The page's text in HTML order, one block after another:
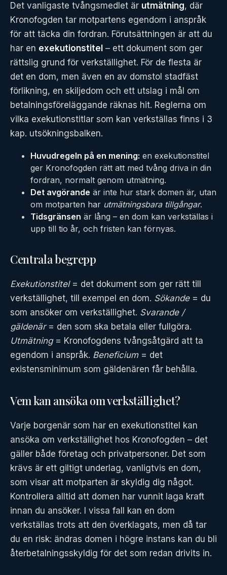
Det vanligaste tvångsmedlet är utmätning, där
Kronofogden tar motpartens egendom i anspråk
för att täcka din fordran. Förutsättningen är att du
har en exekutionstitel – ett dokument som ger
rättslig grund för verkställighet. För de flesta är
det en dom, men även en av domstol stadfäst
förlikning, en skiljedom och ett utslag i mål om
betalningsföreläggande räknas hit. Reglerna om
vilka exekutionstitlar som kan verkställas finns i 3
kap. utsökningsbalken.
Huvudregeln på en mening: en exekutionstitel
ger Kronofogden rätt att med tvång driva in din
fordran, normalt genom utmätning.
Det avgörande är inte hur stark domen är, utan
om motparten har utmätningsbara tillgångar.
Tidsgränsen är lång – en dom kan verkställas i
upp till tio år, och fristen kan förnyas.
Centrala begrepp
Exekutionstitel= det dokument som ger rätt till
verkställighet, till exempel en dom. Sökande= du
som ansöker om verkställighet. Svarande /
gäldenär= den som ska betala eller fullgöra.
Utmätning= Kronofogdens tvångsåtgärd att ta
egendom i anspråk. Beneficium= det
existensminimum som gäldenären får behålla.
Vem kan ansöka om verkställighet?
Varje borgenär som har en exekutionstitel kan
ansöka om verkställighet hos Kronofogden – det
gäller både företag och privatpersoner. Det som
krävs är ett giltigt underlag, vanligtvis en dom,
som visar att motparten är skyldig dig något.
Kontrollera alltid att domen har vunnit laga kraft
innan du ansöker. I vissa fall kan en dom
verkställas trots att den överklagats, men då tar
du en risk: ändras domen i högre instans kan du bli
återbetalningsskyldig för det som redan drivits in.